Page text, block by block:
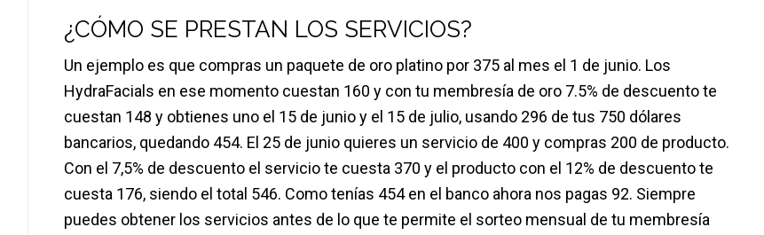
¿CÓMO SE PRESTAN LOS SERVICIOS?
Un ejemplo es que compras un paquete de oro platino por 375 al mes el 1 de junio. Los
HydraFacials en ese momento cuestan 160 y con tu membresía de oro 7.5% de descuento te
cuestan 148 y obtienes uno el 15 de junio y el 15 de julio, usando 296 de tus 750 dólares
bancarios, quedando 454. El 25 de junio quieres un servicio de 400 y compras 200 de producto.
Con el 7,5% de descuento el servicio te cuesta 370 y el producto con el 12% de descuento te
cuesta 176, siendo el total 546. Como tenías 454 en el banco ahora nos pagas 92. Siempre
puedes obtener los servicios antes de lo que te permite el sorteo mensual de tu membresía